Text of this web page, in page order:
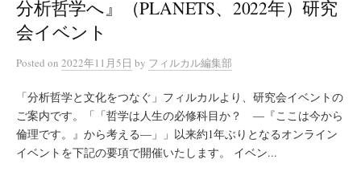
分析哲学へ』（PLANETS、2022年）研究
会イベント
Posted on 2022年11月5日 by フィルカル編集部
「分析哲学と文化をつなぐ」フィルカルより、研究会イベントの
ご案内です。「「哲学は人生の必修科目か？ ―『ここは今から
倫理です。』から考える―」」以来約1年ぶりとなるオンライン
イベントを下記の要項で開催いたします。 イベン...